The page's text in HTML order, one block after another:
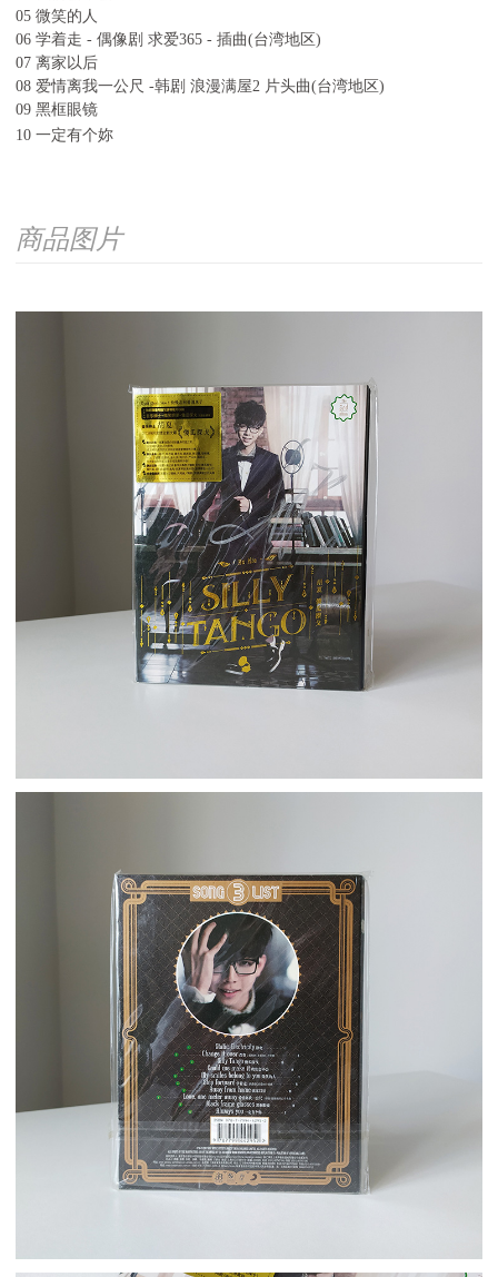
05 微笑的人
06 学着走 - 偶像剧 求爱365 - 插曲(台湾地区)
07 离家以后
08 爱情离我一公尺 -韩剧 浪漫满屋2 片头曲(台湾地区)
09 黑框眼镜
10 一定有个妳
商品图片